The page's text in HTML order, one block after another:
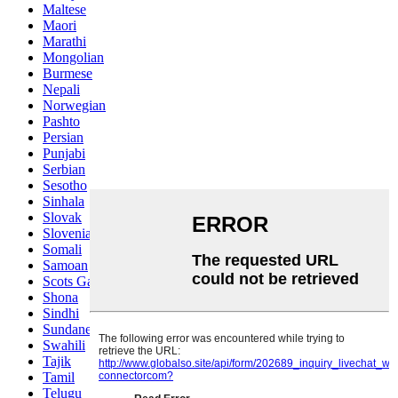
Maltese
Maori
Marathi
Mongolian
Burmese
Nepali
Norwegian
Pashto
Persian
Punjabi
Serbian
Sesotho
Sinhala
Slovak
Slovenian
Somali
Samoan
Scots Gaelic
Shona
Sindhi
Sundanese
Swahili
Tajik
Tamil
Telugu